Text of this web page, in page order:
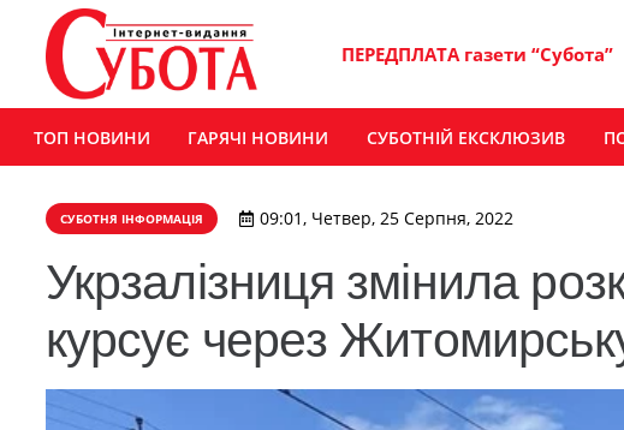
ПЕРЕДПЛАТА газети “Субота”
ТОП НОВИНИ ГАРЯЧІ НОВИНИ СУБОТНІЙ ЕКСКЛЮЗИВ
СУБОТНЯ ІНФОРМАЦІЯ 09:01, Четвер, 25 Серпня, 2022
Укрзалізниця змінила
курсує через